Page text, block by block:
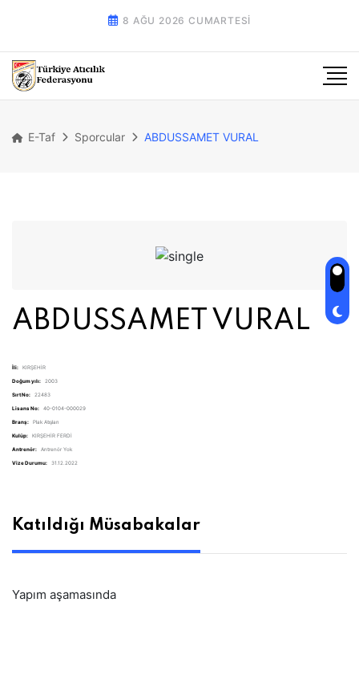
8 AĞU 2026 CUMARTESI
E-Taf Sporcular ABDUSSAMET VURAL
ABDUSSAMET VURAL
İli: KIRŞEHİR
Doğum yılı: 2003
Sırt No: 22483
Lisans No: 40-0104-000029
Branş: Plak Atışları
Kulüp: KIRŞEHİR FERDİ
Antrenör: Antrenör Yok
Vize Durumu: 31.12.2022
Katıldığı Müsabakalar
Yapım aşamasında